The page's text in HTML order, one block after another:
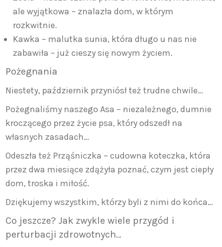
ale wyjątkowa – znalazła dom, w którym
rozkwitnie.
Kawka – malutka sunia, która długo u nas nie
zabawiła – już cieszy się nowym życiem.
Pożegnania
Niestety, październik przyniósł też trudne chwile…
Pożegnaliśmy naszego Asa – niezależnego, dumnie
kroczącego przez życie psa, który odszedł na
własnych zasadach…
Odeszła też Prząśniczka – cudowna koteczka, która
przez dwa miesiące zdążyła poznać, czym jest ciepły
dom, troska i miłość.
Dziękujemy wszystkim, którzy byli z nimi do końca…
Co jeszcze? Jak zwykle wiele przygód i
perturbacji zdrowotnych…